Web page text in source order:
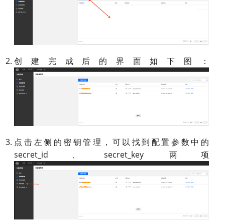
创建完成后的界面如下图：
点击左侧的密钥管理，可以找到配置参数中的
secret_id、secret_key 两项